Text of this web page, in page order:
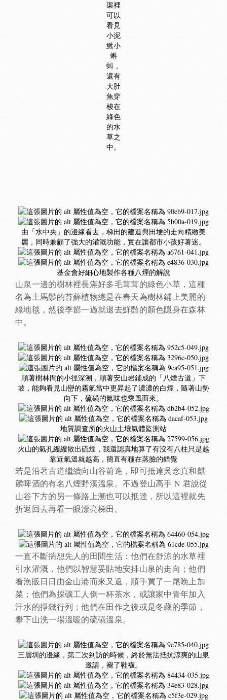
渠裡
可以
看見
小泥
鰍小
蝌
蚪，
還有
大肚
魚穿
梭在
綠色
的水
草之
中。
由「水中央」的邊緣看去，梯田的建造與田埂的走向精緻美
麗，同時兼顧了強大的灌溉功能，實在讓都市小孩好著迷。
基金會好細心地製作各種八煙的解說
山泉一邊的樹林裡長滿好多毛茸茸的綠色小草，這種
名為土馬鬃的苔蘚植物總是在春天為樹林鋪上美麗的
綠地毯，然後季節一過就退去鮮豔的顏色隱身在森林
中。
順著樹林間的小徑深溯，順著安山岩鋪成的「八煙古道」下
坡，能夠看見山巒的霧氣當中更昇起了濃濃的白煙，隨著山勢
向下，硫磺的氣味也乘風而來。
地質調查所的火山土壤氣體監測站
火山的氣孔縷縷散出硫煙，我還認真地算了有沒有八柱只是越
靠近氣溫就越高，簡直有種在蒸臉的錯覺
若是沿著古道繼續向山谷前進，即可抵達吳念真和麒
麟啤酒的有名八煙野溪溫泉。不過登山高手 N 君說從
山谷下方的另一條路上溯也可以抵達，所以這裡就先
折返回去再看一眼漂亮梯田。
一直不斷揣想先人的田間生活：他們在舒涼的水草裡
引水灌溉，他們以智慧妥貼地安排山泉的走向；他們
看漁販日日由金山港而來又返，順手買了一尾晚上加
菜；他們為採礦工人倒一杯茶水，或讓家中青年加入
汗水的掙錢行列；他們在田作之後或是冬藏的季節，
攀下山洗一場溫暖的硫磺溫泉。
三層圳的邊緣，第二次到訪的時候，終於無法抵抗涼爽的山泉
邀請，褪了鞋襪。